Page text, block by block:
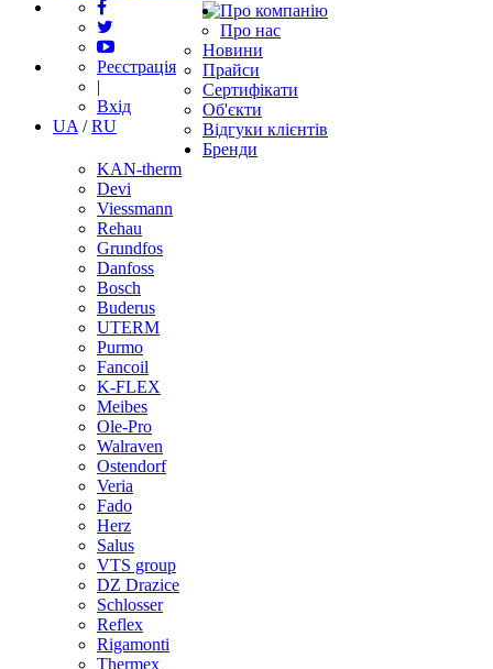
Реєстрація
|
Вхід
UA /RU
Про компанію
Про нас
Новини
Прайси
Сертифікати
Об'єкти
Відгуки клієнтів
Бренди
KAN-therm
Devi
Viessmann
Rehau
Grundfos
Danfoss
Bosch
Buderus
UTERM
Purmo
Fancoil
K-FLEX
Meibes
Ole-Pro
Walraven
Ostendorf
Veria
Fado
Herz
Salus
VTS group
DZ Drazice
Schlosser
Reflex
Rigamonti
Thermex